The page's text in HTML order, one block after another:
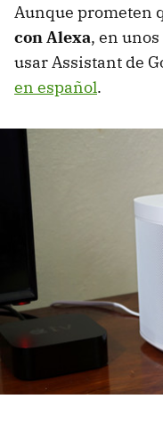
Aunque prometen
con Alexa, en
usar Assistant de
en español.